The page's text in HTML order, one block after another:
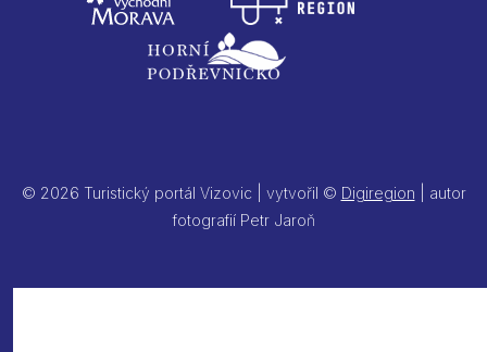
© 2026 Turistický portál Vizovic | vytvořil © Digiregion | autor
fotografií Petr Jaroň